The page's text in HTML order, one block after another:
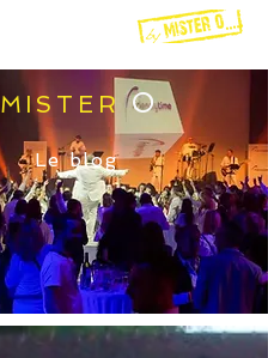
06 60 51 72 51
MISTER O
Le blog